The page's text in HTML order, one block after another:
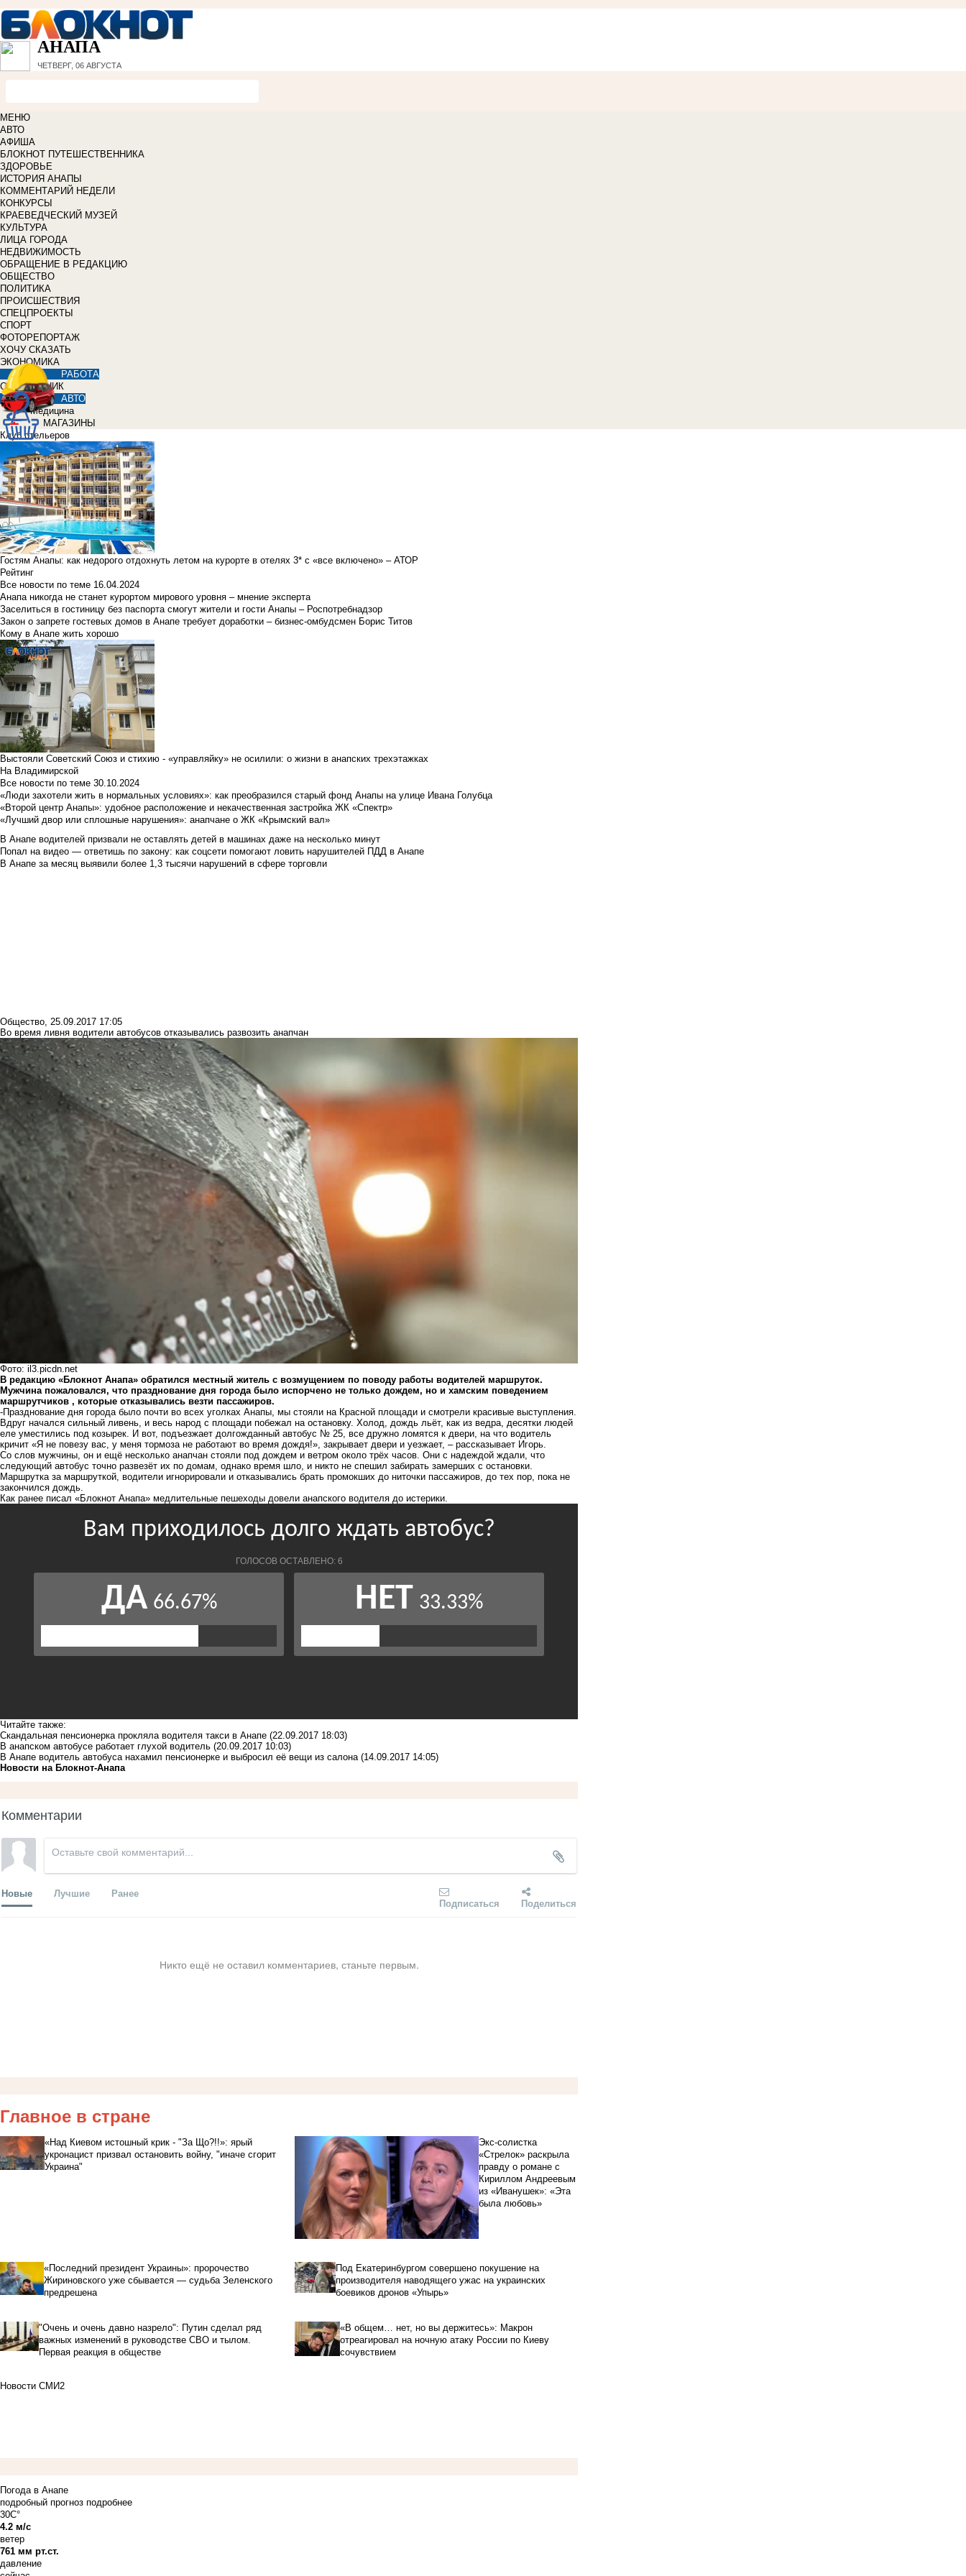
АНАПА
ЧЕТВЕРГ, 06 АВГУСТА
МЕНЮ
АВТО
АФИША
БЛОКНОТ ПУТЕШЕСТВЕННИКА
ЗДОРОВЬЕ
ИСТОРИЯ АНАПЫ
КОММЕНТАРИЙ НЕДЕЛИ
КОНКУРСЫ
КРАЕВЕДЧЕСКИЙ МУЗЕЙ
КУЛЬТУРА
ЛИЦА ГОРОДА
НЕДВИЖИМОСТЬ
ОБРАЩЕНИЕ В РЕДАКЦИЮ
ОБЩЕСТВО
ПОЛИТИКА
ПРОИСШЕСТВИЯ
СПЕЦПРОЕКТЫ
СПОРТ
ФОТОРЕПОРТАЖ
ХОЧУ СКАЗАТЬ
ЭКОНОМИКА
РАБОТА
СПРАВОЧНИК
АВТО
Медицина
МАГАЗИНЫ
Клуб отельеров
Гостям Анапы: как недорого отдохнуть летом на курорте в отелях 3* с «все включено» – АТОР
Рейтинг
Все новости по теме 16.04.2024
Анапа никогда не станет курортом мирового уровня – мнение эксперта
Заселиться в гостиницу без паспорта смогут жители и гости Анапы – Роспотребнадзор
Закон о запрете гостевых домов в Анапе требует доработки – бизнес-омбудсмен Борис Титов
Кому в Анапе жить хорошо
Выстояли Советский Союз и стихию - «управляйку» не осилили: о жизни в анапских трехэтажках
На Владимирской
Все новости по теме 30.10.2024
«Люди захотели жить в нормальных условиях»: как преобразился старый фонд Анапы на улице Ивана Голубца
«Второй центр Анапы»: удобное расположение и некачественная застройка ЖК «Спектр»
«Лучший двор или сплошные нарушения»: анапчане о ЖК «Крымский вал»
В Анапе водителей призвали не оставлять детей в машинах даже на несколько минут
Попал на видео — ответишь по закону: как соцсети помогают ловить нарушителей ПДД в Анапе
В Анапе за месяц выявили более 1,3 тысячи нарушений в сфере торговли
Общество, 25.09.2017 17:05
Во время ливня водители автобусов отказывались развозить анапчан
Фото: il3.picdn.net
В редакцию «Блокнот Анапа» обратился местный житель с возмущением по поводу работы водителей маршруток.
Мужчина пожаловался, что празднование дня города было испорчено не только дождем, но и хамским поведением
маршрутчиков , которые отказывались везти пассажиров.
-Празднование дня города было почти во всех уголках Анапы, мы стояли на Красной площади и смотрели красивые выступления.
Вдруг начался сильный ливень, и весь народ с площади побежал на остановку. Холод, дождь льёт, как из ведра, десятки людей
еле уместились под козырек. И вот, подъезжает долгожданный автобус № 25, все дружно ломятся к двери, на что водитель
кричит «Я не повезу вас, у меня тормоза не работают во время дождя!», закрывает двери и уезжает, – рассказывает Игорь.
Со слов мужчины, он и ещё несколько анапчан стояли под дождем и ветром около трёх часов. Они с надеждой ждали, что
следующий автобус точно развезёт их по домам, однако время шло, и никто не спешил забирать замерших с остановки.
Маршрутка за маршруткой, водители игнорировали и отказывались брать промокших до ниточки пассажиров, до тех пор, пока не
закончился дождь.
Как ранее писал «Блокнот Анапа» медлительные пешеходы довели анапского водителя до истерики.
Читайте также:
Скандальная пенсионерка прокляла водителя такси в Анапе (22.09.2017 18:03)
В анапском автобусе работает глухой водитель (20.09.2017 10:03)
В Анапе водитель автобуса нахамил пенсионерке и выбросил её вещи из салона (14.09.2017 14:05)
Новости на Блoкнoт-Анапа
Комментарии
Новые Лучшие Ранее
Подписаться Поделиться
Никто ещё не оставил комментариев, станьте первым.
Главное в стране
«Над Киевом истошный крик - "За Що?!!»: ярый
укронацист призвал остановить войну, "иначе сгорит
Украина"
Экс-солистка
«Стрелок» раскрыла
правду о романе с
Кириллом Андреевым
из «Иванушек»: «Эта
была любовь»
«Последний президент Украины»: пророчество
Жириновского уже сбывается — судьба Зеленского
предрешена
Под Екатеринбургом совершено покушение на
производителя наводящего ужас на украинских
боевиков дронов «Упырь»
"Очень и очень давно назрело": Путин сделал ряд
важных изменений в руководстве СВО и тылом.
Первая реакция в обществе
«В общем… нет, но вы держитесь»: Макрон
отреагировал на ночную атаку России по Киеву
сочувствием
Новости СМИ2
Погода в Анапе
подробный прогноз подробнее
30C°
4.2 м/с
ветер
761 мм рт.ст.
давление